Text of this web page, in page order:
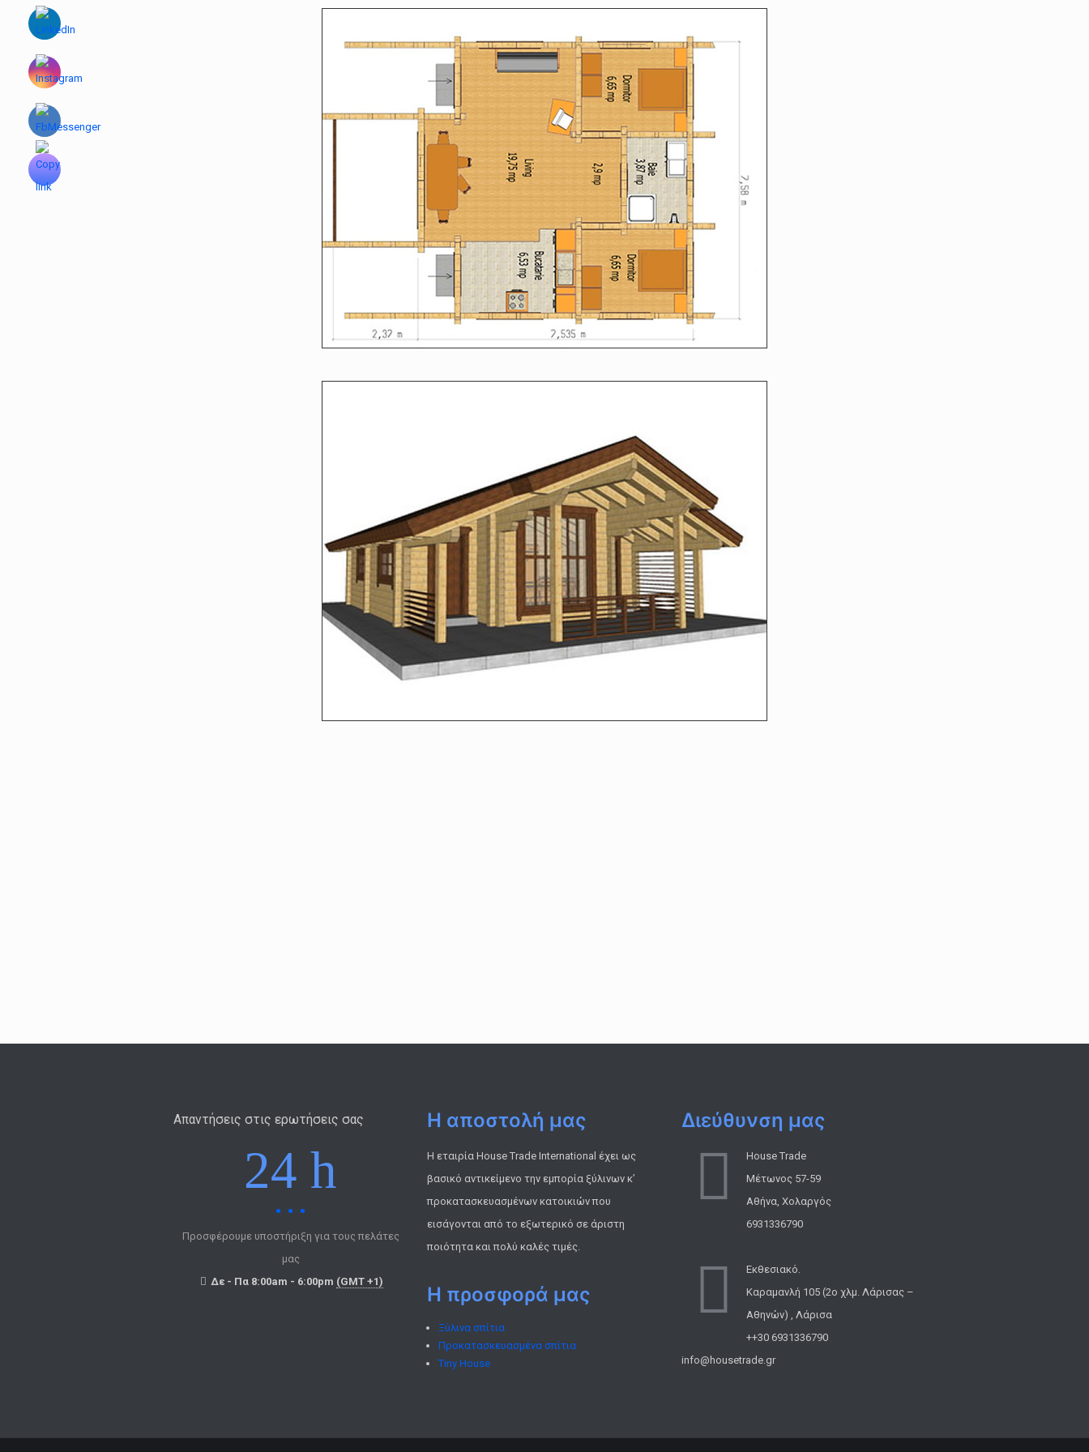
Απαντήσεις στις ερωτήσεις σας
24 h
Προσφέρουμε υποστήριξη για τους πελάτες
μας
Δε - Πα 8:00am - 6:00pm (GMT +1)
Η αποστολή μας
Η εταιρία House Trade International έχει ως
βασικό αντικείμενο την εμπορία ξύλινων κ’
προκατασκευασμένων κατοικιών που
εισάγονται από το εξωτερικό σε άριστη
ποιότητα και πολύ καλές τιμές.
Η προσφορά μας
Ξύλινα σπίτια
Προκατασκευασμένα σπίτια
Tiny House
Διεύθυνση μας
House Trade
Μέτωνος 57-59
Αθήνα, Χολαργός
6931336790
Εκθεσιακό.
Καραμανλή 105 (2ο χλμ. Λάρισας –
Αθηνών) , Λάρισα
++30 6931336790
info@housetrade.gr